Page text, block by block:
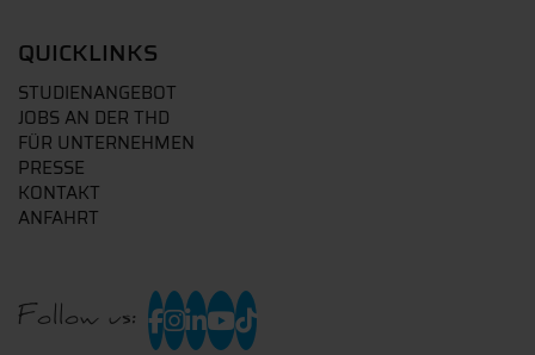
QUICKLINKS
STUDIENANGEBOT
JOBS AN DER THD
FÜR UNTERNEHMEN
PRESSE
KONTAKT
ANFAHRT
Follow us: